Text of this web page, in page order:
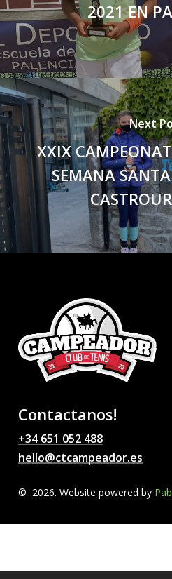
2021 EN
Next
XXIX
SEMANA
Contactanos!
+34 651 052 488
hello@ctcampeador.es
© 2026. Website powered by